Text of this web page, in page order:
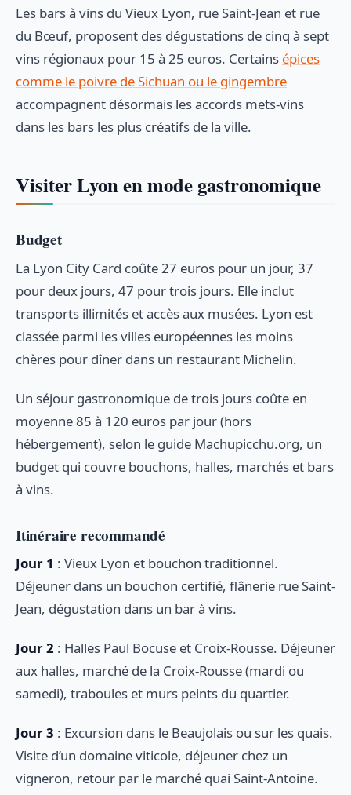
Les bars à vins du Vieux Lyon, rue Saint-Jean et rue
du Bœuf, proposent des dégustations de cinq à sept
vins régionaux pour 15 à 25 euros. Certains épices
comme le poivre de Sichuan ou le gingembre
accompagnent désormais les accords mets-vins
dans les bars les plus créatifs de la ville.
Visiter Lyon en mode gastronomique
Budget
La Lyon City Card coûte 27 euros pour un jour, 37
pour deux jours, 47 pour trois jours. Elle inclut
transports illimités et accès aux musées. Lyon est
classée parmi les villes européennes les moins
chères pour dîner dans un restaurant Michelin.
Un séjour gastronomique de trois jours coûte en
moyenne 85 à 120 euros par jour (hors
hébergement), selon le guide Machupicchu.org, un
budget qui couvre bouchons, halles, marchés et bars
à vins.
Itinéraire recommandé
Jour 1 : Vieux Lyon et bouchon traditionnel.
Déjeuner dans un bouchon certifié, flânerie rue Saint-
Jean, dégustation dans un bar à vins.
Jour 2 : Halles Paul Bocuse et Croix-Rousse. Déjeuner
aux halles, marché de la Croix-Rousse (mardi ou
samedi), traboules et murs peints du quartier.
Jour 3 : Excursion dans le Beaujolais ou sur les quais.
Visite d’un domaine viticole, déjeuner chez un
vigneron, retour par le marché quai Saint-Antoine.